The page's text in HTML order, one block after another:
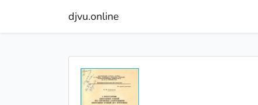
djvu.online